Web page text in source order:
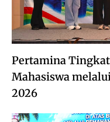
Pertamina
Mahasiswa
2026